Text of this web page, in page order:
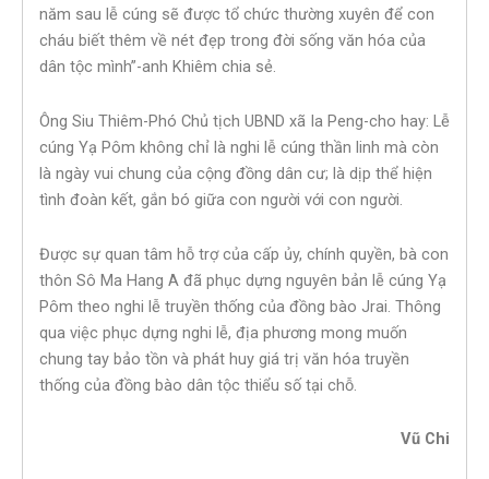
năm sau lễ cúng sẽ được tổ chức thường xuyên để con
cháu biết thêm về nét đẹp trong đời sống văn hóa của
dân tộc mình”-anh Khiêm chia sẻ.
Ông Siu Thiêm-Phó Chủ tịch UBND xã Ia Peng-cho hay: Lễ
cúng Yạ Pôm không chỉ là nghi lễ cúng thần linh mà còn
là ngày vui chung của cộng đồng dân cư; là dịp thể hiện
tình đoàn kết, gắn bó giữa con người với con người.
Được sự quan tâm hỗ trợ của cấp ủy, chính quyền, bà con
thôn Sô Ma Hang A đã phục dựng nguyên bản lễ cúng Yạ
Pôm theo nghi lễ truyền thống của đồng bào Jrai. Thông
qua việc phục dựng nghi lễ, địa phương mong muốn
chung tay bảo tồn và phát huy giá trị văn hóa truyền
thống của đồng bào dân tộc thiểu số tại chỗ.
Vũ Chi